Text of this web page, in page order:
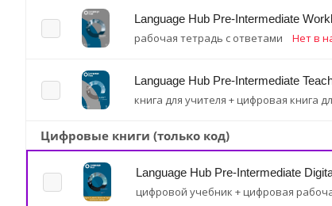
Language Hub Pre-Intermediate
рабочая тетрадь с ответами Нет в
Language Hub Pre-Intermediate
книга для учителя + цифровая книга
Цифровые книги (только код)
Language Hub Pre-Intermediate
цифровой учебник + цифровая